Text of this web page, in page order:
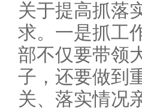
关于提高抓落
求。一是抓工
部不仅要带领
子，还要做到
关、落实情况